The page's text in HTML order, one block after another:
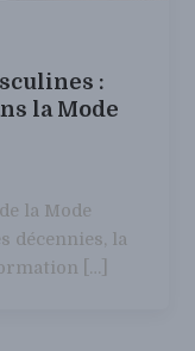
:
la Mode
la Mode
décennies, la
[…]